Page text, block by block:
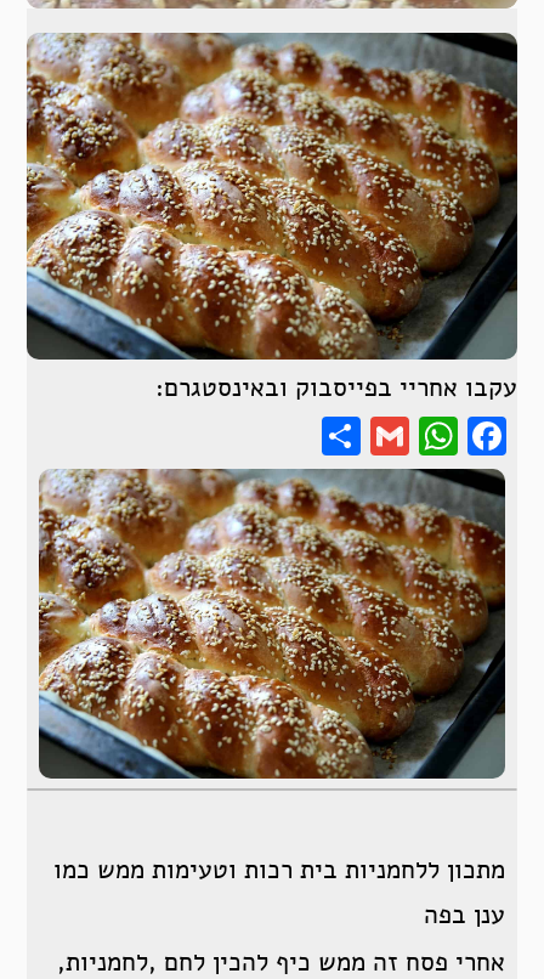
עקבו אחריי בפייסבוק ובאינסטגרם:
Facebook
WhatsApp
Gmail
מתכון ללחמניות בית רכות וטעימות ממש כמו
ענן בפה
אחרי פסח זה ממש כיף להכין לחם ,לחמניות,